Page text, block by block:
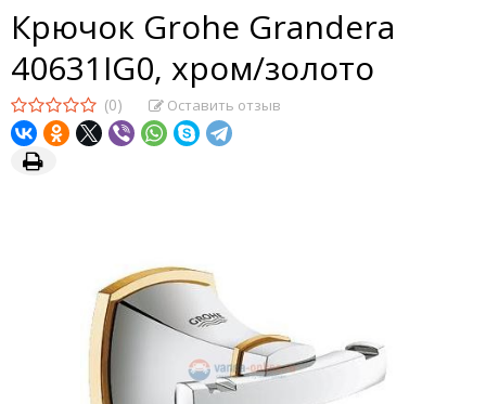
Крючок Grohe Grandera
40631IG0, хром/золото
(0) Оставить отзыв